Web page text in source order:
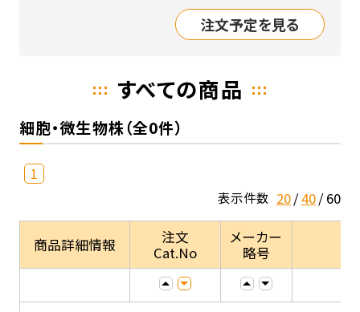
注文予定を見る
すべての商品
細胞・微生物株（全0件）
1
表示件数 20 40 60
商品詳細情報
注文
Cat.No
メーカー
略号